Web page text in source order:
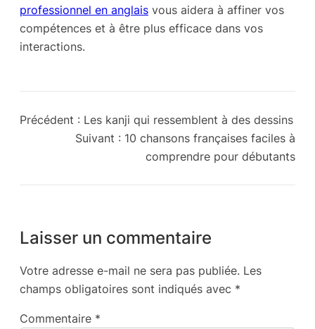
professionnel en anglais vous aidera à affiner vos
compétences et à être plus efficace dans vos
interactions.
Précédent : Les kanji qui ressemblent à des dessins
Suivant : 10 chansons françaises faciles à
comprendre pour débutants
Laisser un commentaire
Votre adresse e-mail ne sera pas publiée. Les
champs obligatoires sont indiqués avec *
Commentaire *